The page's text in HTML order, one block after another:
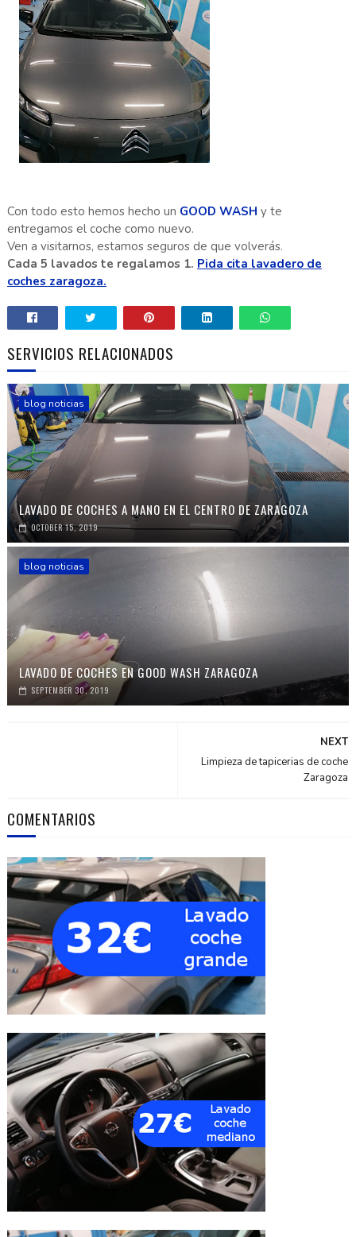
Con todo esto hemos hecho un GOOD WASH y te
entregamos el coche como nuevo.
Ven a visitarnos, estamos seguros de que volverás.
Cada 5 lavados te regalamos 1. Pida cita lavadero de
coches zaragoza.
SERVICIOS RELACIONADOS
blog noticias
LAVADO DE COCHES A MANO EN EL CENTRO DE ZARAGOZA
OCTOBER 15, 2019
blog noticias
LAVADO DE COCHES EN GOOD WASH ZARAGOZA
SEPTEMBER 30, 2019
NEXT
Limpieza de tapicerias de coche
Zaragoza
COMENTARIOS